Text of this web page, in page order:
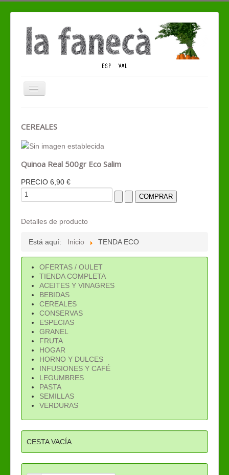
Cambiar
TIENDA ECO
CONTACTO
CEREALES
Quinoa Real 500gr Eco Salim
PRECIO 6,90 €
Detalles de producto
Está aquí: Inicio TENDA ECO
OFERTAS / OULET
TIENDA COMPLETA
ACEITES Y VINAGRES
BEBIDAS
CEREALES
CONSERVAS
ESPECIAS
GRANEL
FRUTA
HOGAR
HORNO Y DULCES
INFUSIONES Y CAFÉ
LEGUMBRES
PASTA
SEMILLAS
VERDURAS
CESTA VACÍA